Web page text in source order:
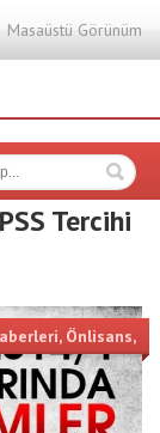
Masaüstü Görünüm
Tercihi
, Önlisans,